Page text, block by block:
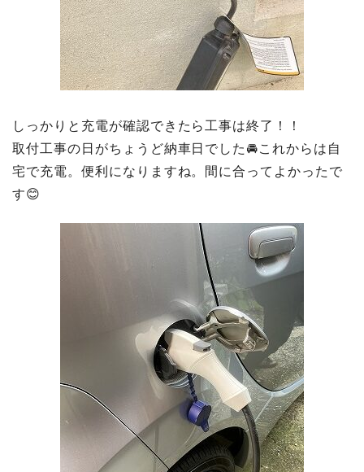
しっかりと充電が確認できたら工事は終了！！
取付工事の日がちょうど納車日でした🚘これからは自
宅で充電。便利になりますね。間に合ってよかったで
す😊